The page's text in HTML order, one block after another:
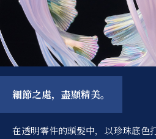
細節之處，盡顯精美。
在透明零件的頭髮中，以珍珠底色